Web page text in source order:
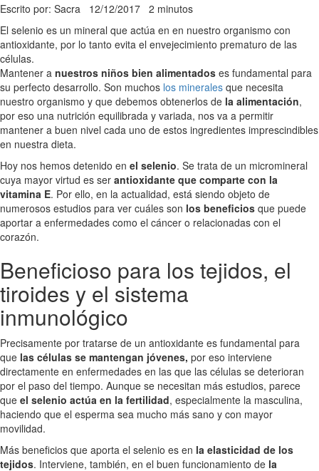
Escrito por: Sacra 12/12/2017 2 minutos
El selenio es un mineral que actúa en en nuestro organismo con
antioxidante, por lo tanto evita el envejecimiento prematuro de las
células.
Mantener a nuestros niños bien alimentados es fundamental para
su perfecto desarrollo. Son muchos los minerales que necesita
nuestro organismo y que debemos obtenerlos de la alimentación,
por eso una nutrición equilibrada y variada, nos va a permitir
mantener a buen nivel cada uno de estos ingredientes imprescindibles
en nuestra dieta.
Hoy nos hemos detenido en el selenio. Se trata de un micromineral
cuya mayor virtud es ser antioxidante que comparte con la
vitamina E. Por ello, en la actualidad, está siendo objeto de
numerosos estudios para ver cuáles son los beneficios que puede
aportar a enfermedades como el cáncer o relacionadas con el
corazón.
Beneficioso para los tejidos, el
tiroides y el sistema
inmunológico
Precisamente por tratarse de un antioxidante es fundamental para
que las células se mantengan jóvenes, por eso interviene
directamente en enfermedades en las que las células se deterioran
por el paso del tiempo. Aunque se necesitan más estudios, parece
que el selenio actúa en la fertilidad, especialmente la masculina,
haciendo que el esperma sea mucho más sano y con mayor
movilidad.
Más beneficios que aporta el selenio es en la elasticidad de los
tejidos. Interviene, también, en el buen funcionamiento de la